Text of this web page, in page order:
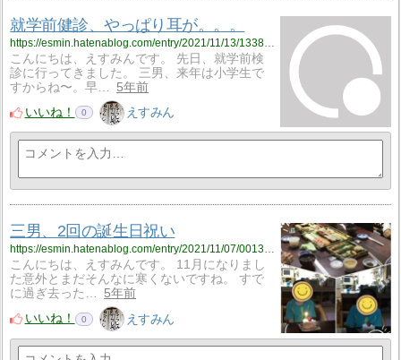
就学前健診、やっぱり耳が。。。
https://esmin.hatenablog.com/entry/2021/11/13/133820
こんにちは、えすみんです。 先日、就学前検
診に行ってきました。 三男、来年は小学生で
すからね〜。早…
5年前
いいね！
0 えすみん
三男、2回の誕生日祝い
https://esmin.hatenablog.com/entry/2021/11/07/001312
こんにちは、えすみんです。 11月になりまし
た意外とまだそんなに寒くないですね。 すで
に過ぎ去った…
5年前
いいね！
0 えすみん